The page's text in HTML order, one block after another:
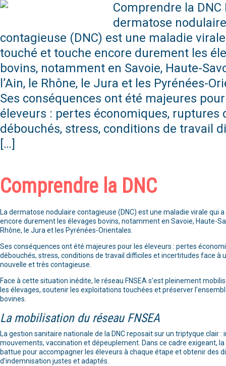
Comprendre la DNC
dermatose nodulaire
contagieuse (DNC) est une maladie
touché et touche encore durement les
bovins, notamment en Savoie, Haute-
l’Ain, le Rhône, le Jura et les Pyrénées-
Ses conséquences ont été majeures
éleveurs : pertes économiques, ruptures
débouchés, stress, conditions de travail
[…]
Comprendre la DNC
La dermatose nodulaire contagieuse (DNC) est une maladie virale qui
encore durement les élevages bovins, notamment en Savoie, Haute-
Rhône, le Jura et les Pyrénées-Orientales.
Ses conséquences ont été majeures pour les éleveurs : pertes
débouchés, stress, conditions de travail difficiles et incertitudes face à
nouvelle et très contagieuse.
Face à cette situation inédite, le réseau FNSEA s’est pleinement
les élevages, soutenir les exploitations touchées et préserver
bovines.
La mobilisation du réseau FNSEA
La gestion sanitaire nationale de la DNC reposait sur un triptyque clair :
mouvements, vaccination et dépeuplement. Dans ce cadre exigeant, la
battue pour accompagner les éleveurs à chaque étape et obtenir des
d’indemnisation justes et adaptés.